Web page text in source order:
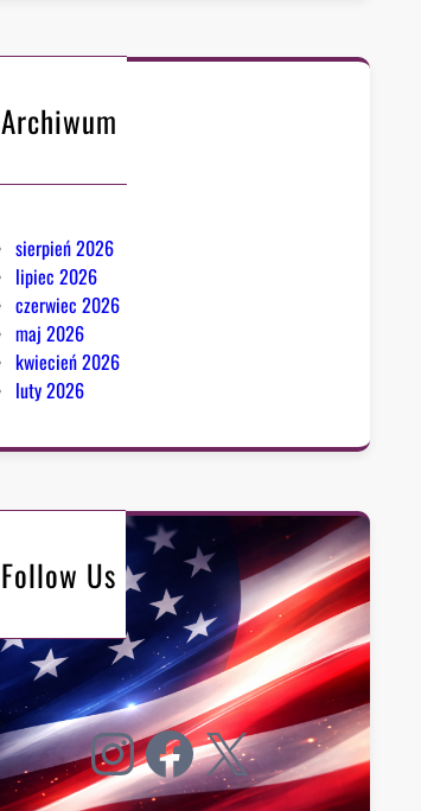
Archiwum
sierpień 2026
lipiec 2026
czerwiec 2026
maj 2026
kwiecień 2026
luty 2026
Follow Us
Instagram Facebook X